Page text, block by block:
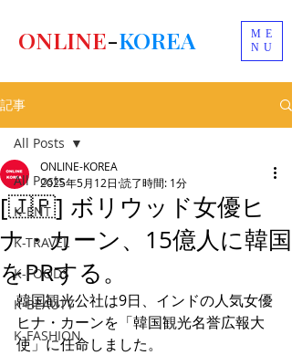
ME
NU
ONLINE-KOREA
記事
All Posts
K-ENT
K-TRAVEL
K-FOODS
K-BEAUTY
K-FASHION
All Posts
[🇯🇵] ボリウッド女優ヒ
ナ・カーン、15億人に韓国
をPRする。
ONLINE-KOREA
2025年5月12日 読了時間: 1分
韓国観光公社は9日、インドの人気女優
ヒナ・カーンを「韓国観光名誉広報大
使」に任命しました。